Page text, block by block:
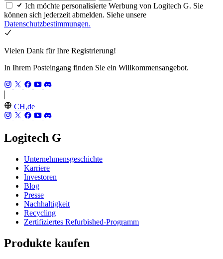
Ich möchte personalisierte Werbung von Logitech G. Sie
können sich jederzeit abmelden. Siehe unsere
Datenschutzbestimmungen.
Vielen Dank für Ihre Registrierung!
In Ihrem Posteingang finden Sie ein Willkommensangebot.
CH,de
Logitech G
Unternehmensgeschichte
Karriere
Investoren
Blog
Presse
Nachhaltigkeit
Recycling
Zertifiziertes Refurbished-Programm
Produkte kaufen